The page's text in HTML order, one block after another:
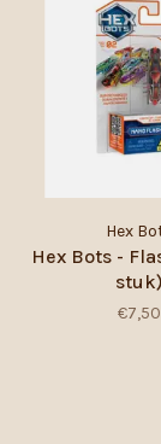
Hex
Hex Bots -
stuk)
€7,50